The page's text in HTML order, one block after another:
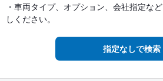
・車両タイプ、オプション、会社指定な
しください。
指定なしで検索